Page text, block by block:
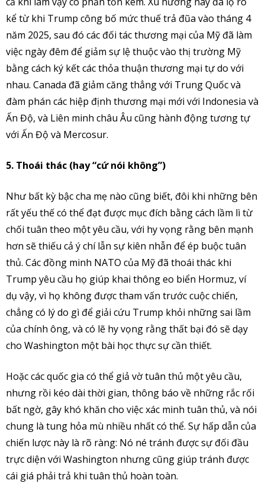
kể từ khi Trump công bố mức thuế trả đũa vào tháng 4
năm 2025, sau đó các đối tác thương mại của Mỹ đã làm
việc ngày đêm để giảm sự lệ thuộc vào thị trường Mỹ
bằng cách ký kết các thỏa thuận thương mại tự do với
nhau. Canada đã giảm căng thẳng với Trung Quốc và
đàm phán các hiệp định thương mại mới với Indonesia và
Ấn Độ, và Liên minh châu Âu cũng hành động tương tự
với Ấn Độ và Mercosur.
5. Thoái thác (hay“cứ nói không”)
Như bất kỳ bậc cha mẹ nào cũng biết, đôi khi những bên
rất yếu thế có thể đạt được mục đích bằng cách lầm lì từ
chối tuân theo một yêu cầu, với hy vọng rằng bên mạnh
hơn sẽ thiếu cả ý chí lẫn sự kiên nhẫn để ép buộc tuân
thủ. Các đồng minh NATO của Mỹ đã thoái thác khi
Trump yêu cầu họ giúp khai thông eo biển Hormuz, ví
dụ vậy, vì họ không được tham vấn trước cuộc chiến,
chẳng có lý do gì để giải cứu Trump khỏi những sai lầm
của chính ông, và có lẽ hy vọng rằng thất bại đó sẽ dạy
cho Washington một bài học thực sự cần thiết.
Hoặc các quốc gia có thể giả vờ tuân thủ một yêu cầu,
nhưng rồi kéo dài thời gian, thông báo về những rắc rối
bất ngờ, gây khó khăn cho việc xác minh tuân thủ, và nói
chung là tung hỏa mù nhiều nhất có thể. Sự hấp dẫn của
chiến lược này là rõ ràng: Nó né tránh được sự đối đầu
trực diện với Washington nhưng cũng giúp tránh được
cái giá phải trả khi tuân thủ hoàn toàn.